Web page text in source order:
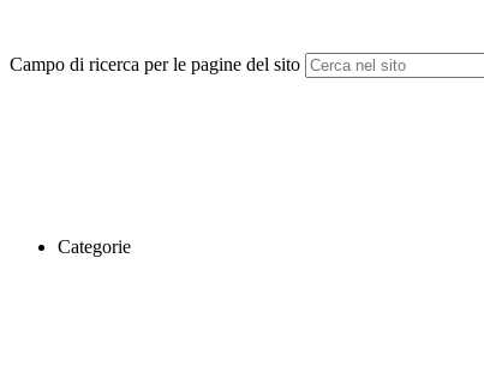
Campo di ricerca per le pagine del sito
Categorie